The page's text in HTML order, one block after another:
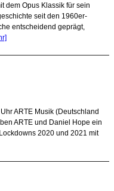
dem Opus Klassik für sein
seit den 1960er-
entscheidend geprägt,
ARTE Musik (Deutschland
ARTE und Daniel Hope ein
2020 und 2021 mit